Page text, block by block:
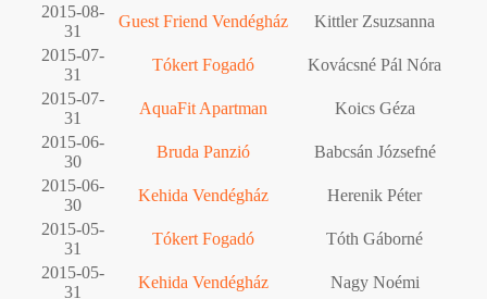
2015-08-
31
Guest Friend Vendégház
Kittler Zsuzsanna
2015-07-
31
Tókert Fogadó
Kovácsné Pál Nóra
2015-07-
31
AquaFit Apartman
Koics Géza
2015-06-
30
Bruda Panzió
Babcsán Józsefné
2015-06-
30
Kehida Vendégház
Herenik Péter
2015-05-
31
Tókert Fogadó
Tóth Gáborné
2015-05-
31
Kehida Vendégház Nagy Noémi